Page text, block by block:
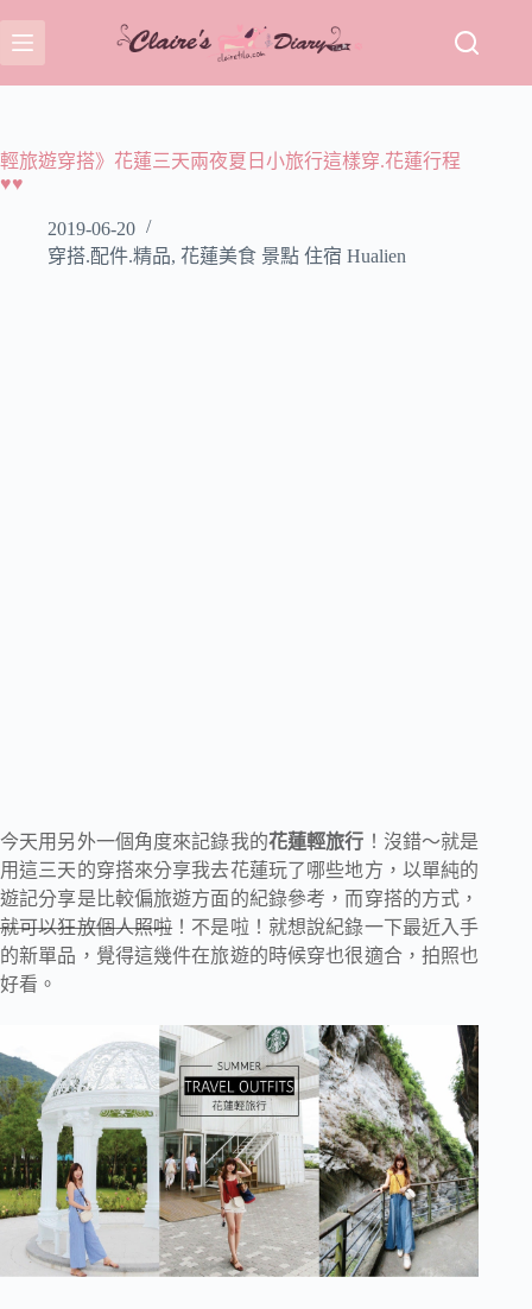
至
主
容
輕旅遊穿搭》花蓮三天兩夜夏日小旅行這樣穿.花蓮行程
♥♥
2019-06-20
穿搭.配件.精品, 花蓮美食 景點 住宿 Hualien
今天用另外一個角度來記錄我的花蓮輕旅行 ！沒錯～就是
用這三天的穿搭來分享我去花蓮玩了哪些地方，以單純的
遊記分享是比較偏旅遊方面的紀錄參考，而穿搭的方式，
就可以狂放個人照啦！不是啦！就想說紀錄一下最近入手
的新單品，覺得這幾件在旅遊的時候穿也很適合，拍照也
好看。